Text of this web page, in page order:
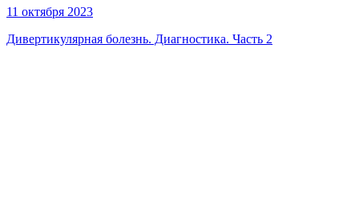
11 октября 2023
Дивертикулярная болезнь. Диагностика. Часть 2